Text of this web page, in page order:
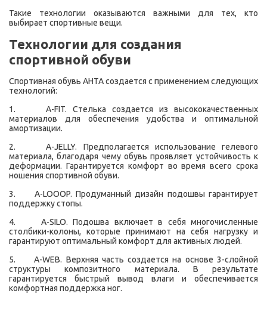
Такие технологии оказываются важными для тех, кто
выбирает спортивные вещи.
Технологии для создания
спортивной обуви
Спортивная обувь АНТА создается с применением следующих
технологий:
1. A-FIT. Стелька создается из высококачественных
материалов для обеспечения удобства и оптимальной
амортизации.
2. A-JELLY. Предполагается использование гелевого
материала, благодаря чему обувь проявляет устойчивость к
деформации. Гарантируется комфорт во время всего срока
ношения спортивной обуви.
3. A-LOOOP. Продуманный дизайн подошвы гарантирует
поддержку стопы.
4. A-SILO. Подошва включает в себя многочисленные
столбики-колоны, которые принимают на себя нагрузку и
гарантируют оптимальный комфорт для активных людей.
5. A-WEB. Верхняя часть создается на основе 3-слойной
структуры композитного материала. В результате
гарантируется быстрый вывод влаги и обеспечивается
комфортная поддержка ног.